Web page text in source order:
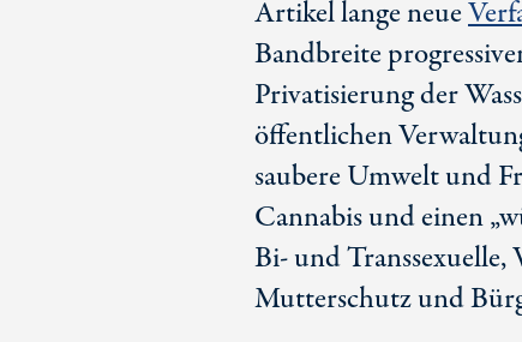
Artikel lange neue
Bandbreite
Privatisierung der
öffentlichen
saubere Umwelt und
Cannabis und einen
Bi- und
Mutterschutz und